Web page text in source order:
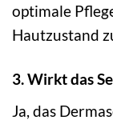
optimale
Hautzustand
3. Wirkt das
Ja, das